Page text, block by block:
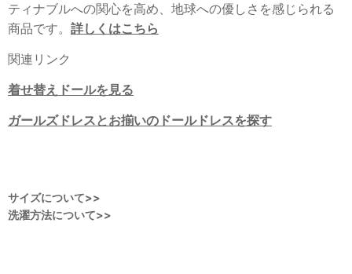
ティナブルへの関心を高め、地球への優しさを感じられる
商品です。 詳しくはこちら
関連リンク
着せ替えドールを見る
ガールズドレスとお揃いのドールドレスを探す
サイズについて>>
洗濯方法について>>